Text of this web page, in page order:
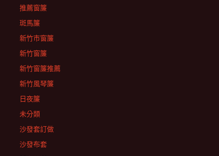
推薦窗簾
斑馬簾
新竹市窗簾
新竹窗簾
新竹窗簾推薦
新竹風琴簾
日夜簾
未分類
沙發套訂做
沙發布套